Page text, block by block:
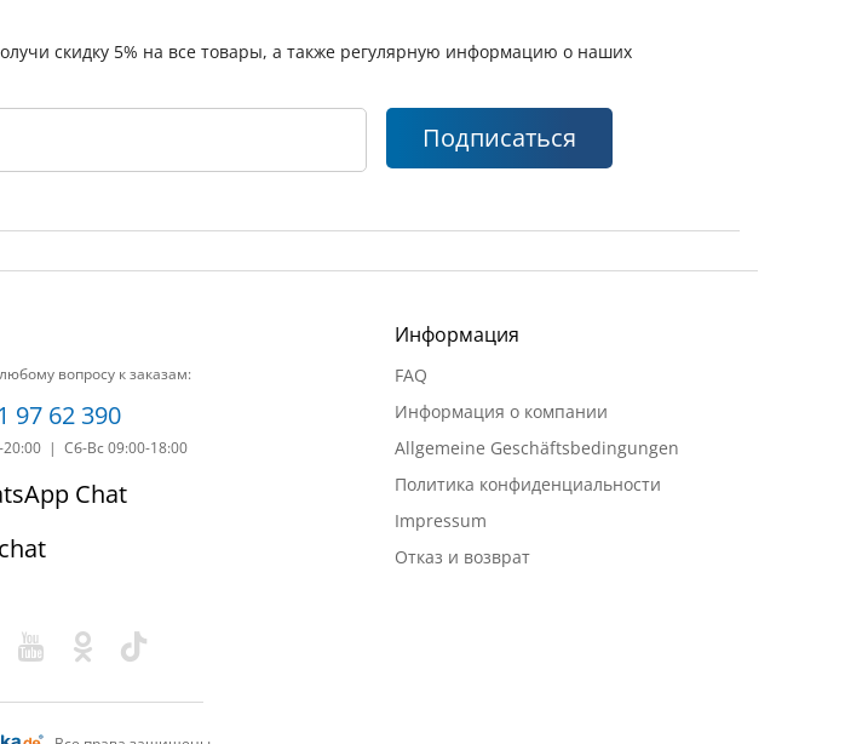
скидку 5% на все товары, а также регулярную информацию о наших
Подписаться
вопросу к заказам:
97 62 390
| Сб-Вс 09:00-18:00
Chat
Информация
FAQ
Информация о компании
Allgemeine Geschäftsbedingungen
Политика конфиденциальности
Impressum
Отказ и возврат